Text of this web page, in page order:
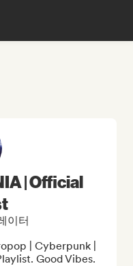
| Official
이터
| Cyberpunk |
Good Vibes.